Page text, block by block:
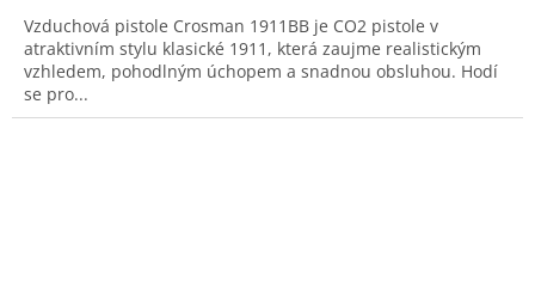
Vzduchová pistole Crosman 1911BB je CO2 pistole v
atraktivním stylu klasické 1911, která zaujme realistickým
vzhledem, pohodlným úchopem a snadnou obsluhou. Hodí
se pro...